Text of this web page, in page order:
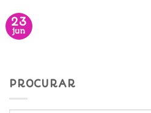
23
jun
PROCURAR